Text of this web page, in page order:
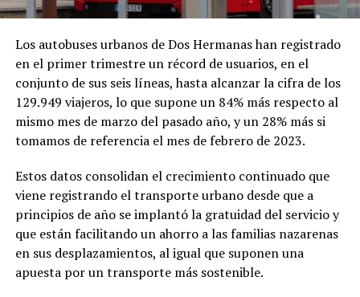
Los autobuses urbanos de Dos Hermanas han registrado
en el primer trimestre un récord de usuarios, en el
conjunto de sus seis líneas, hasta alcanzar la cifra de los
129.949 viajeros, lo que supone un 84% más respecto al
mismo mes de marzo del pasado año, y un 28% más si
tomamos de referencia el mes de febrero de 2023.
Estos datos consolidan el crecimiento continuado que
viene registrando el transporte urbano desde que a
principios de año se implantó la gratuidad del servicio y
que están facilitando un ahorro a las familias nazarenas
en sus desplazamientos, al igual que suponen una
apuesta por un transporte más sostenible.